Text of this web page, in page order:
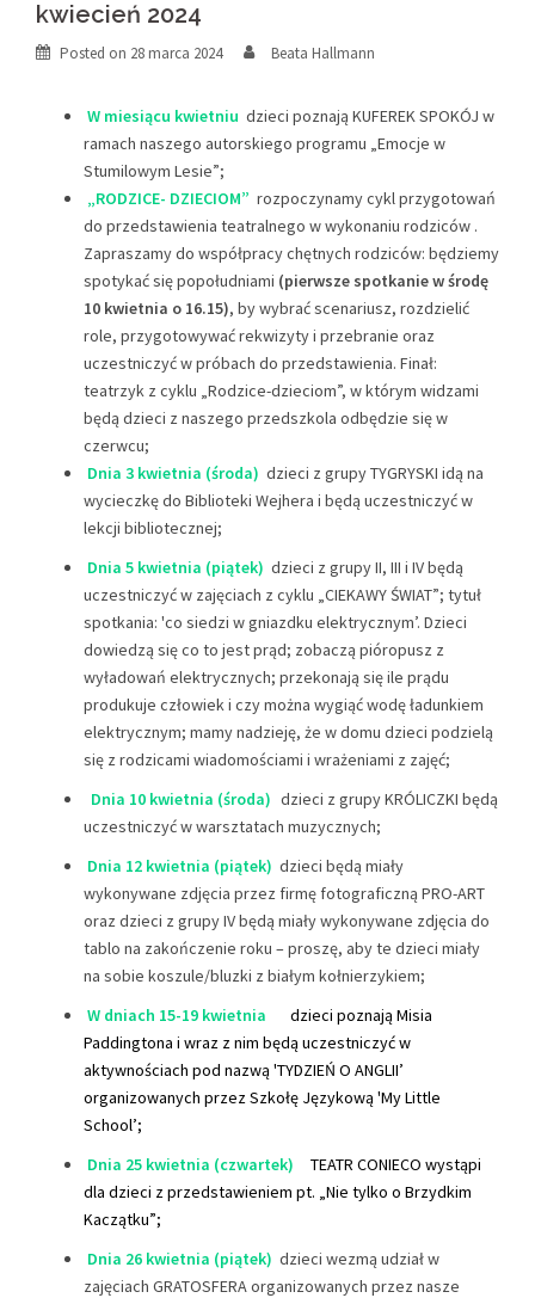
kwiecień 2024
Posted on 28 marca 2024 Beata Hallmann
W miesiącu kwietniu dzieci poznają KUFEREK SPOKÓJ w
ramach naszego autorskiego programu „Emocje w
Stumilowym Lesie”;
„RODZICE- DZIECIOM” rozpoczynamy cykl przygotowań
do przedstawienia teatralnego w wykonaniu rodziców .
Zapraszamy do współpracy chętnych rodziców: będziemy
spotykać się popołudniami (pierwsze spotkanie w środę
10 kwietnia o 16.15), by wybrać scenariusz, rozdzielić
role, przygotowywać rekwizyty i przebranie oraz
uczestniczyć w próbach do przedstawienia. Finał:
teatrzyk z cyklu „Rodzice-dzieciom”, w którym widzami
będą dzieci z naszego przedszkola odbędzie się w
czerwcu;
Dnia 3 kwietnia (środa) dzieci z grupy TYGRYSKI idą na
wycieczkę do Biblioteki Wejhera i będą uczestniczyć w
lekcji bibliotecznej;
Dnia 5 kwietnia (piątek) dzieci z grupy II, III i IV będą
uczestniczyć w zajęciach z cyklu „CIEKAWY ŚWIAT”; tytuł
spotkania: 'co siedzi w gniazdku elektrycznym’. Dzieci
dowiedzą się co to jest prąd; zobaczą pióropusz z
wyładowań elektrycznych; przekonają się ile prądu
produkuje człowiek i czy można wygiąć wodę ładunkiem
elektrycznym; mamy nadzieję, że w domu dzieci podzielą
się z rodzicami wiadomościami i wrażeniami z zajęć;
Dnia 10 kwietnia (środa) dzieci z grupy KRÓLICZKI będą
uczestniczyć w warsztatach muzycznych;
Dnia 12 kwietnia (piątek) dzieci będą miały
wykonywane zdjęcia przez firmę fotograficzną PRO-ART
oraz dzieci z grupy IV będą miały wykonywane zdjęcia do
tablo na zakończenie roku – proszę, aby te dzieci miały
na sobie koszule/bluzki z białym kołnierzykiem;
W dniach 15-19 kwietnia
dzieci poznają Misia
Paddingtona i wraz z nim będą uczestniczyć w
aktywnościach pod nazwą 'TYDZIEŃ O ANGLII’
organizowanych przez Szkołę Językową 'My Little
School’;
Dnia 25 kwietnia (czwartek)
TEATR CONIECO wystąpi
dla dzieci z przedstawieniem pt. „Nie tylko o Brzydkim
Kaczątku”;
Dnia 26 kwietnia (piątek) dzieci wezmą udział w
zajęciach GRATOSFERA organizowanych przez nasze